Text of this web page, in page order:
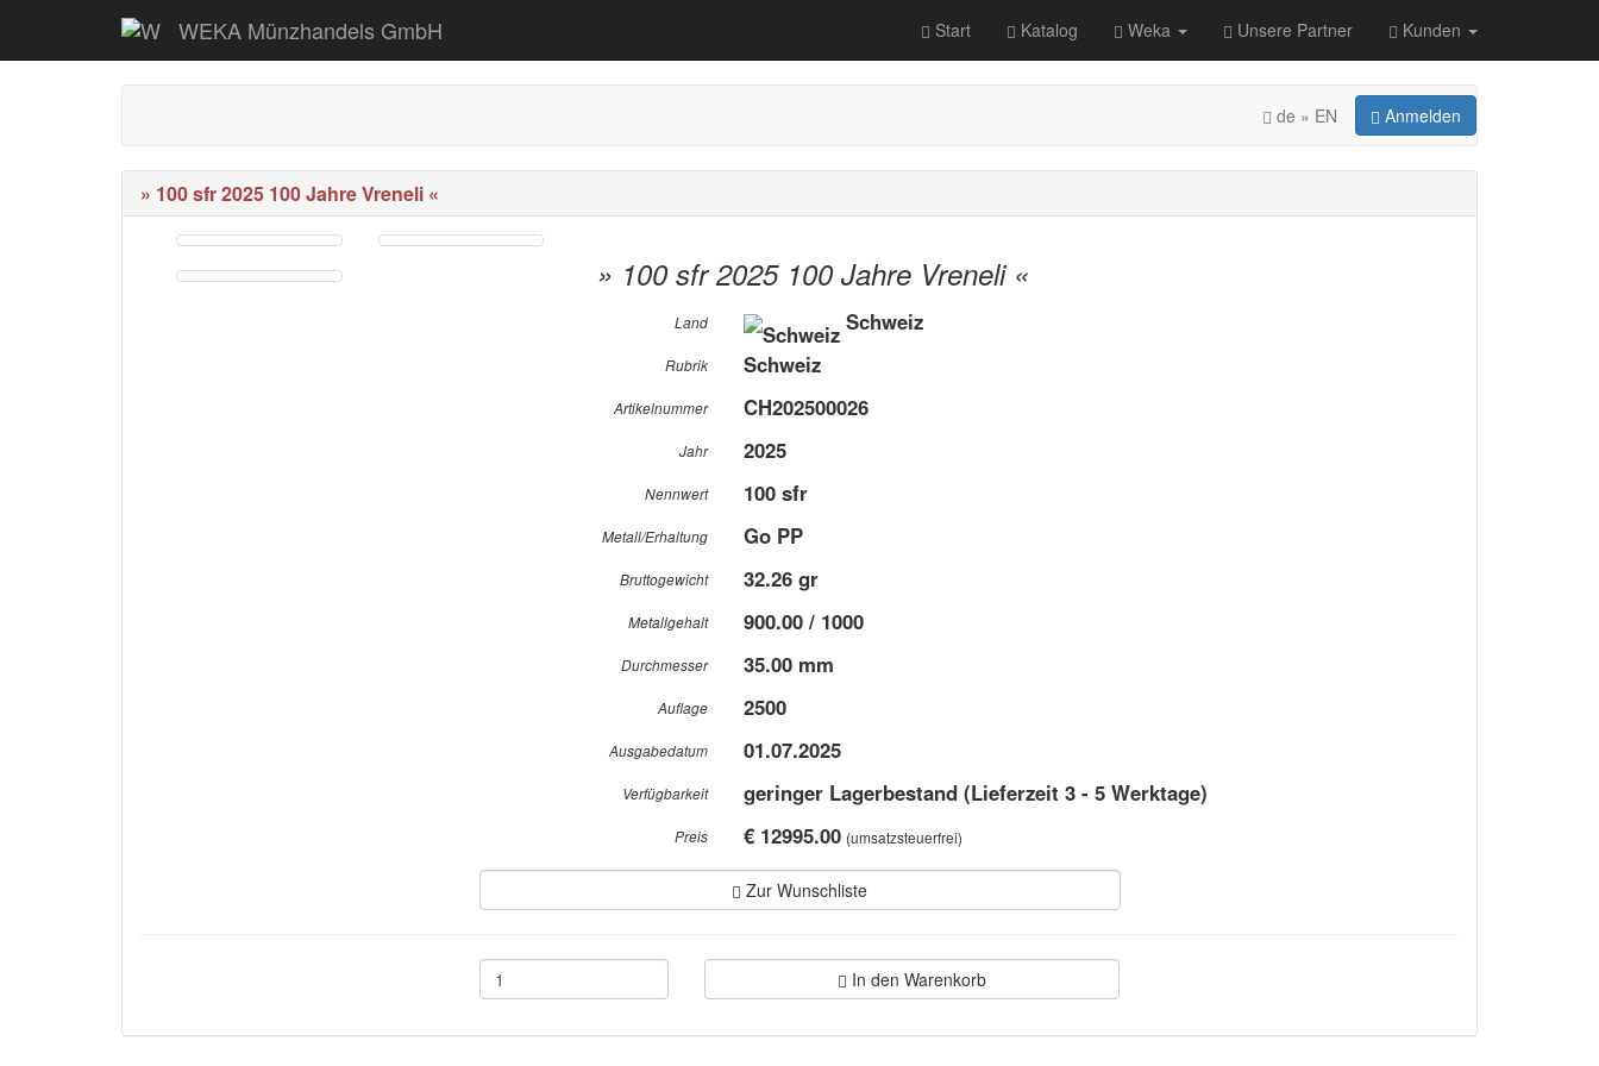
WEKA Münzhandels GmbH Start Katalog Weka Unsere Partner Kunden
Anmelden
de » EN
» 100 sfr 2025 100 Jahre Vreneli «
» 100 sfr 2025 100 Jahre Vreneli «
Land Schweiz
Rubrik Schweiz
Artikelnummer CH202500026
Jahr 2025
Nennwert 100 sfr
Metall/Erhaltung Go PP
Bruttogewicht 32.26 gr
Metallgehalt 900.00 / 1000
Durchmesser 35.00 mm
Auflage 2500
Ausgabedatum 01.07.2025
Verfügbarkeit geringer Lagerbestand (Lieferzeit 3 - 5 Werktage)
Preis € 12995.00 (umsatzsteuerfrei)
Zur Wunschliste
In den Warenkorb